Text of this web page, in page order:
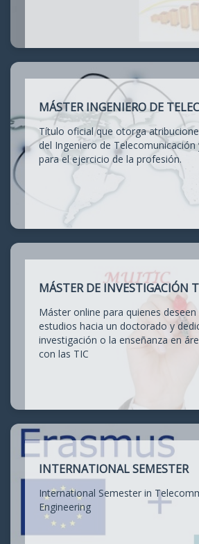
MÁSTER INGENIERO DE
Título oficial que otorga
del Ingeniero de Telecomunicación
para el ejercicio de la profesión.
MÁSTER DE INVESTIGACIÓN
Máster online para quienes
estudios hacia un doctorado y
investigación o la enseñanza en
con las TIC
INTERNATIONAL SEMESTER
International Semester in
Engineering